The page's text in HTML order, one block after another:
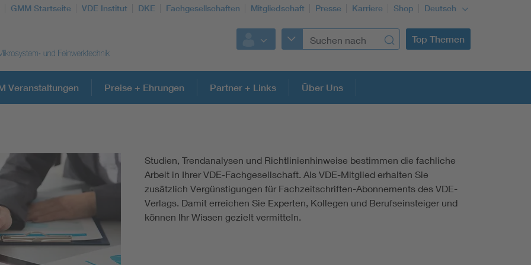
GMM Startseite VDE Institut DKE Fachgesellschaften Mitgliedschaft Presse Karriere Shop Deutsch
Top Themen
Electronic components
Microelectronics
Veranstaltungen Preise + Ehrungen Partner + Links Über Uns
Studien, Trendanalysen und Richtlinienhinweise bestimmen die fachliche
Arbeit in Ihrer VDE-Fachgesellschaft. Als VDE-Mitglied erhalten Sie
zusätzlich Vergünstigungen für Fachzeitschriften-Abonnements des VDE-
Verlags. Damit erreichen Sie Experten, Kollegen und Berufseinsteiger und
können Ihr Wissen gezielt vermitteln.